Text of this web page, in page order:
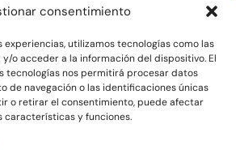
consentimiento
experiencias, utilizamos tecnologías como las
o acceder a la información del dispositivo. El
tecnologías nos permitirá procesar datos
de navegación o las identificaciones únicas
o retirar el consentimiento, puede afectar
características y funciones.
ejercer
consultando
la
información
adicional
y
detallada
sobre